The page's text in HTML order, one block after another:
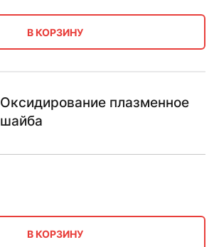
В КОРЗИНУ
Оксидирование плазменное
шайба
В КОРЗИНУ